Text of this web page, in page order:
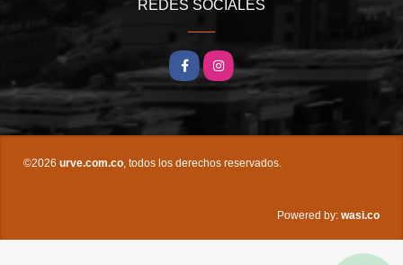
REDES SOCIALES
FacebookInstagram
©2026 urve.com.co, todos los derechos reservados.
Powered by: wasi.co